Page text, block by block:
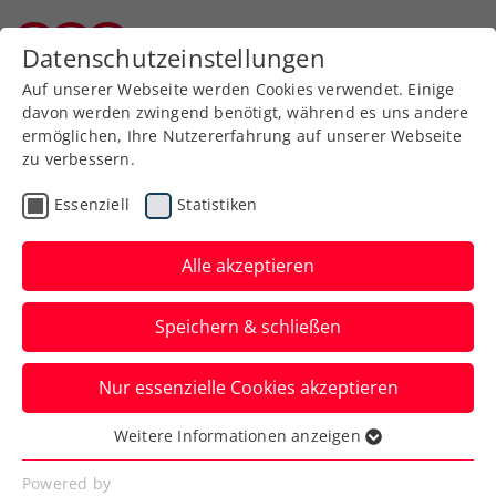
Zurück zur Newsübersicht
ITF Turniere
French Open: Behrmann
feiert Jugend-Grand-
Slam-Premierensieg
Die ÖTV-Nachwuchshoffnung nimmt in
Paris gleich die Nummer zwölf der
Setzliste raus.
Verfasst von: Manuel Wachta, 01.06.2025
Datenschutzeinstellungen
Auf unserer Webseite werden Cookies verwendet. Einige
davon werden zwingend benötigt, während es uns andere
ermöglichen, Ihre Nutzererfahrung auf unserer Webseite
zu verbessern.
Essenziell Statistiken
Alle akzeptieren
Speichern & schließen
Nur essenzielle Cookies akzeptieren
Essenziell
Essenzielle Cookies werden für grundlegende
Weitere Informationen anzeigen
Powered by